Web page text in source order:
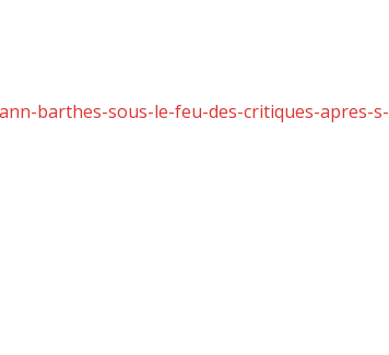
barthes-sous-le-feu-des-critiques-apres-s-